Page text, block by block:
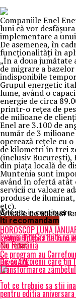
Companiile Enel
luni că vor
implementare a
De asemenea, în
funcţionalităţi în
„În a doua
de migrare a
indisponibile
Grupul energetic
lume, având o
energie de circa
printr-o reţea de
de milioane de
Enel are 3.100 de
număr de 3
operează reţele cu
de kilometri în trei
(inclusiv Bucureşti),
din piaţa locală de
Muntenia sunt
având în ofertă atât
servicii cu valoare
produse de
etc).
Articole pe aceiasi
Urmatorul
HOROSCOP LUNA
seamă. Eclipsa de Lună
Nu ratati
Ce program au
BuzauAZI
Citeste in continuare
Iti recomandam
EvenimenteGratuite.ro
din România
De ce buzoienii care
transformarea
Tot ce trebuie sa stii
pentru editia